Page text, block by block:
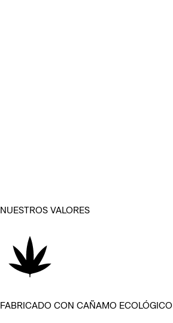
NUESTROS VALORES
FABRICADO CON CAÑAMO ECOLÓGICO